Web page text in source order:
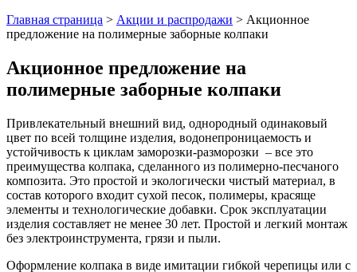
Главная страница > Акции и распродажи > Акционное
предложение на полимерные заборные колпаки
Акционное предложение на
полимерные заборные колпаки
Привлекательный внешний вид, однородный одинаковый
цвет по всей толщине изделия, водонепроницаемость и
устойчивость к циклам заморозки-разморозки – все это
преимущества колпака, сделанного из полимерно-песчаного
композита. Это простой и экологически чистый материал, в
состав которого входит сухой песок, полимеры, красяще
элементы и технологические добавки. Срок эксплуатации
изделия составляет не менее 30 лет. Простой и легкий монтаж
без электроинструмента, грязи и пыли.
Оформление колпака в виде имитации гибкой черепицы или с